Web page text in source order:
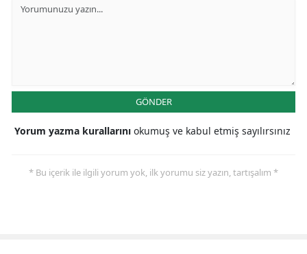
GÖNDER
Yorum yazma kurallarını okumuş ve kabul etmiş sayılırsınız
* Bu içerik ile ilgili yorum yok, ilk yorumu siz yazın, tartışalım *